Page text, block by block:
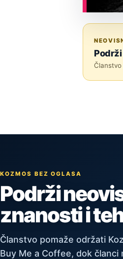
KOZMOS BEZ OGLASA
Podrži
znanosti i
Članstvo pomaže održati
Buy Me a Coffee, dok